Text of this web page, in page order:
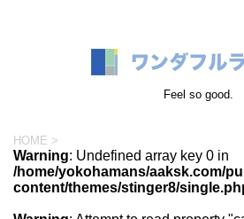
Feel so good.
HOME >
Warning: Undefined array key 0 in
/home/yokohamans/aaksk.com/
content/themes/stinger8/